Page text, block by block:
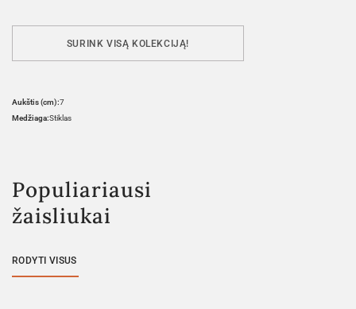
SURINK VISĄ KOLEKCIJĄ!
Aukštis (cm):7
Medžiaga:Stiklas
Populiariausi
žaisliukai
RODYTI VISUS